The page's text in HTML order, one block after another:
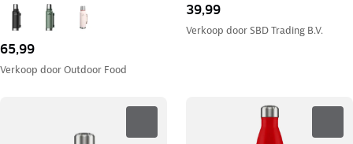
65,99
Verkoop doorOutdoor Food
39,99
Verkoop doorSBD Trading B.V.